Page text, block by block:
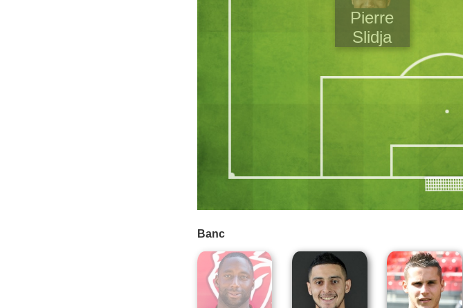
Pierre
Slidja
Banc